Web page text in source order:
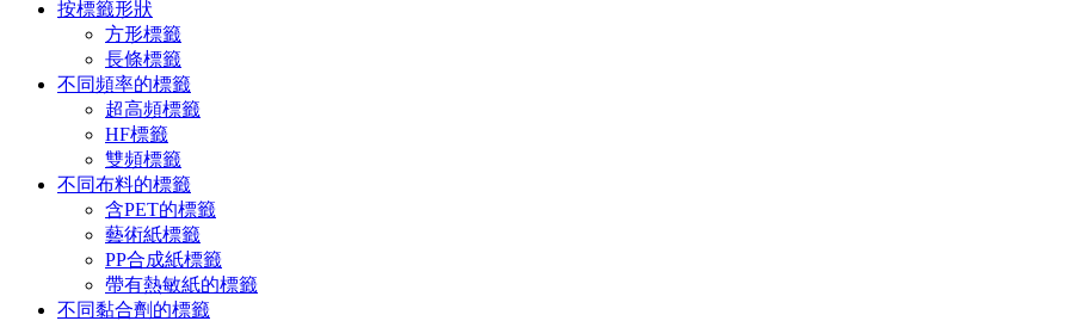
按標籤形狀
方形標籤
長條標籤
不同頻率的標籤
超高頻標籤
HF標籤
雙頻標籤
不同布料的標籤
含PET的標籤
藝術紙標籤
PP合成紙標籤
帶有熱敏紙的標籤
不同黏合劑的標籤